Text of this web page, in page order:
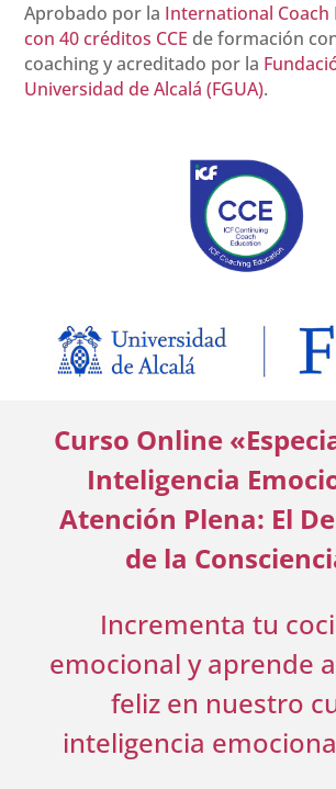
Aprobado por la International Coach
con 40 créditos CCE de formación
coaching y acreditado por la
Universidad de Alcalá (FGUA).
Curso Online
Inteligencia
Atención Plena: El
de la
Incrementa tu
emocional y aprende
feliz en nuestro
inteligencia